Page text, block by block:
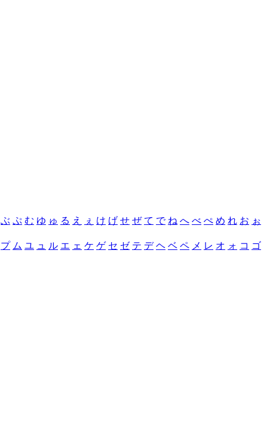
ぶ ぷ む ゆ ゅ る え ぇ け げ せ ぜ て で ね へ べ ぺ め れ お ぉ
プ ム ユ ュ ル エ ェ ケ ゲ セ ゼ テ デ ヘ ベ ペ メ レ オ ォ コ ゴ